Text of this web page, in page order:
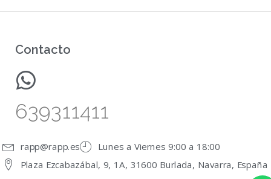
Contacto
639311411
rapp@rapp.es
Lunes a Viernes 9:00 a 18:00
Plaza Ezcabazábal, 9, 1A, 31600 Burlada, Navarra, España